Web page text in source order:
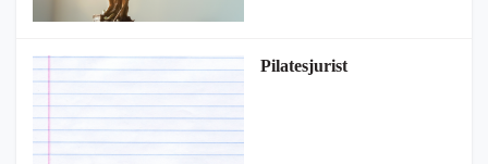
Pilatesjurist